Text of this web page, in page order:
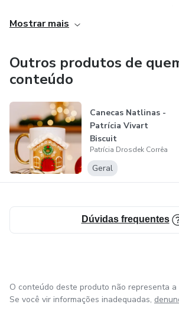
uma forma de expressão, de realização
curso é pensado para que o aluno se
e motivado a colocar em prática o que
Mostrar mais
Outros produtos de
conteúdo
Canecas Natlinas -
Patrícia Vivart
Biscuit
Patrícia Drosdek Corrêa
Geral
Dúvidas frequentes
O conteúdo deste produto não representa
Se você vir informações inadequadas,